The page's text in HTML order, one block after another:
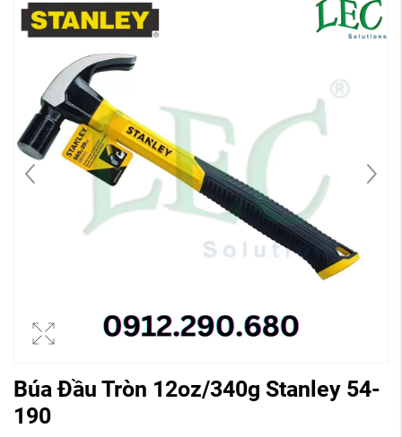
Búa Đầu Tròn 12oz/340g Stanley 54-
190